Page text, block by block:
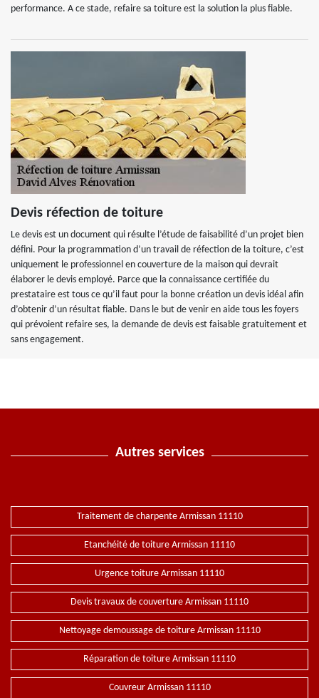
performance. A ce stade, refaire sa toiture est la solution la plus fiable.
Devis réfection de toiture
Le devis est un document qui résulte l’étude de faisabilité d’un projet bien
défini. Pour la programmation d’un travail de réfection de la toiture, c’est
uniquement le professionnel en couverture de la maison qui devrait
élaborer le devis employé. Parce que la connaissance certifiée du
prestataire est tous ce qu’il faut pour la bonne création un devis idéal afin
d’obtenir d’un résultat fiable. Dans le but de venir en aide tous les foyers
qui prévoient refaire ses, la demande de devis est faisable gratuitement et
sans engagement.
Autres services
Traitement de charpente Armissan 11110
Etanchéité de toiture Armissan 11110
Urgence toiture Armissan 11110
Devis travaux de couverture Armissan 11110
Nettoyage demoussage de toiture Armissan 11110
Réparation de toiture Armissan 11110
Couvreur Armissan 11110